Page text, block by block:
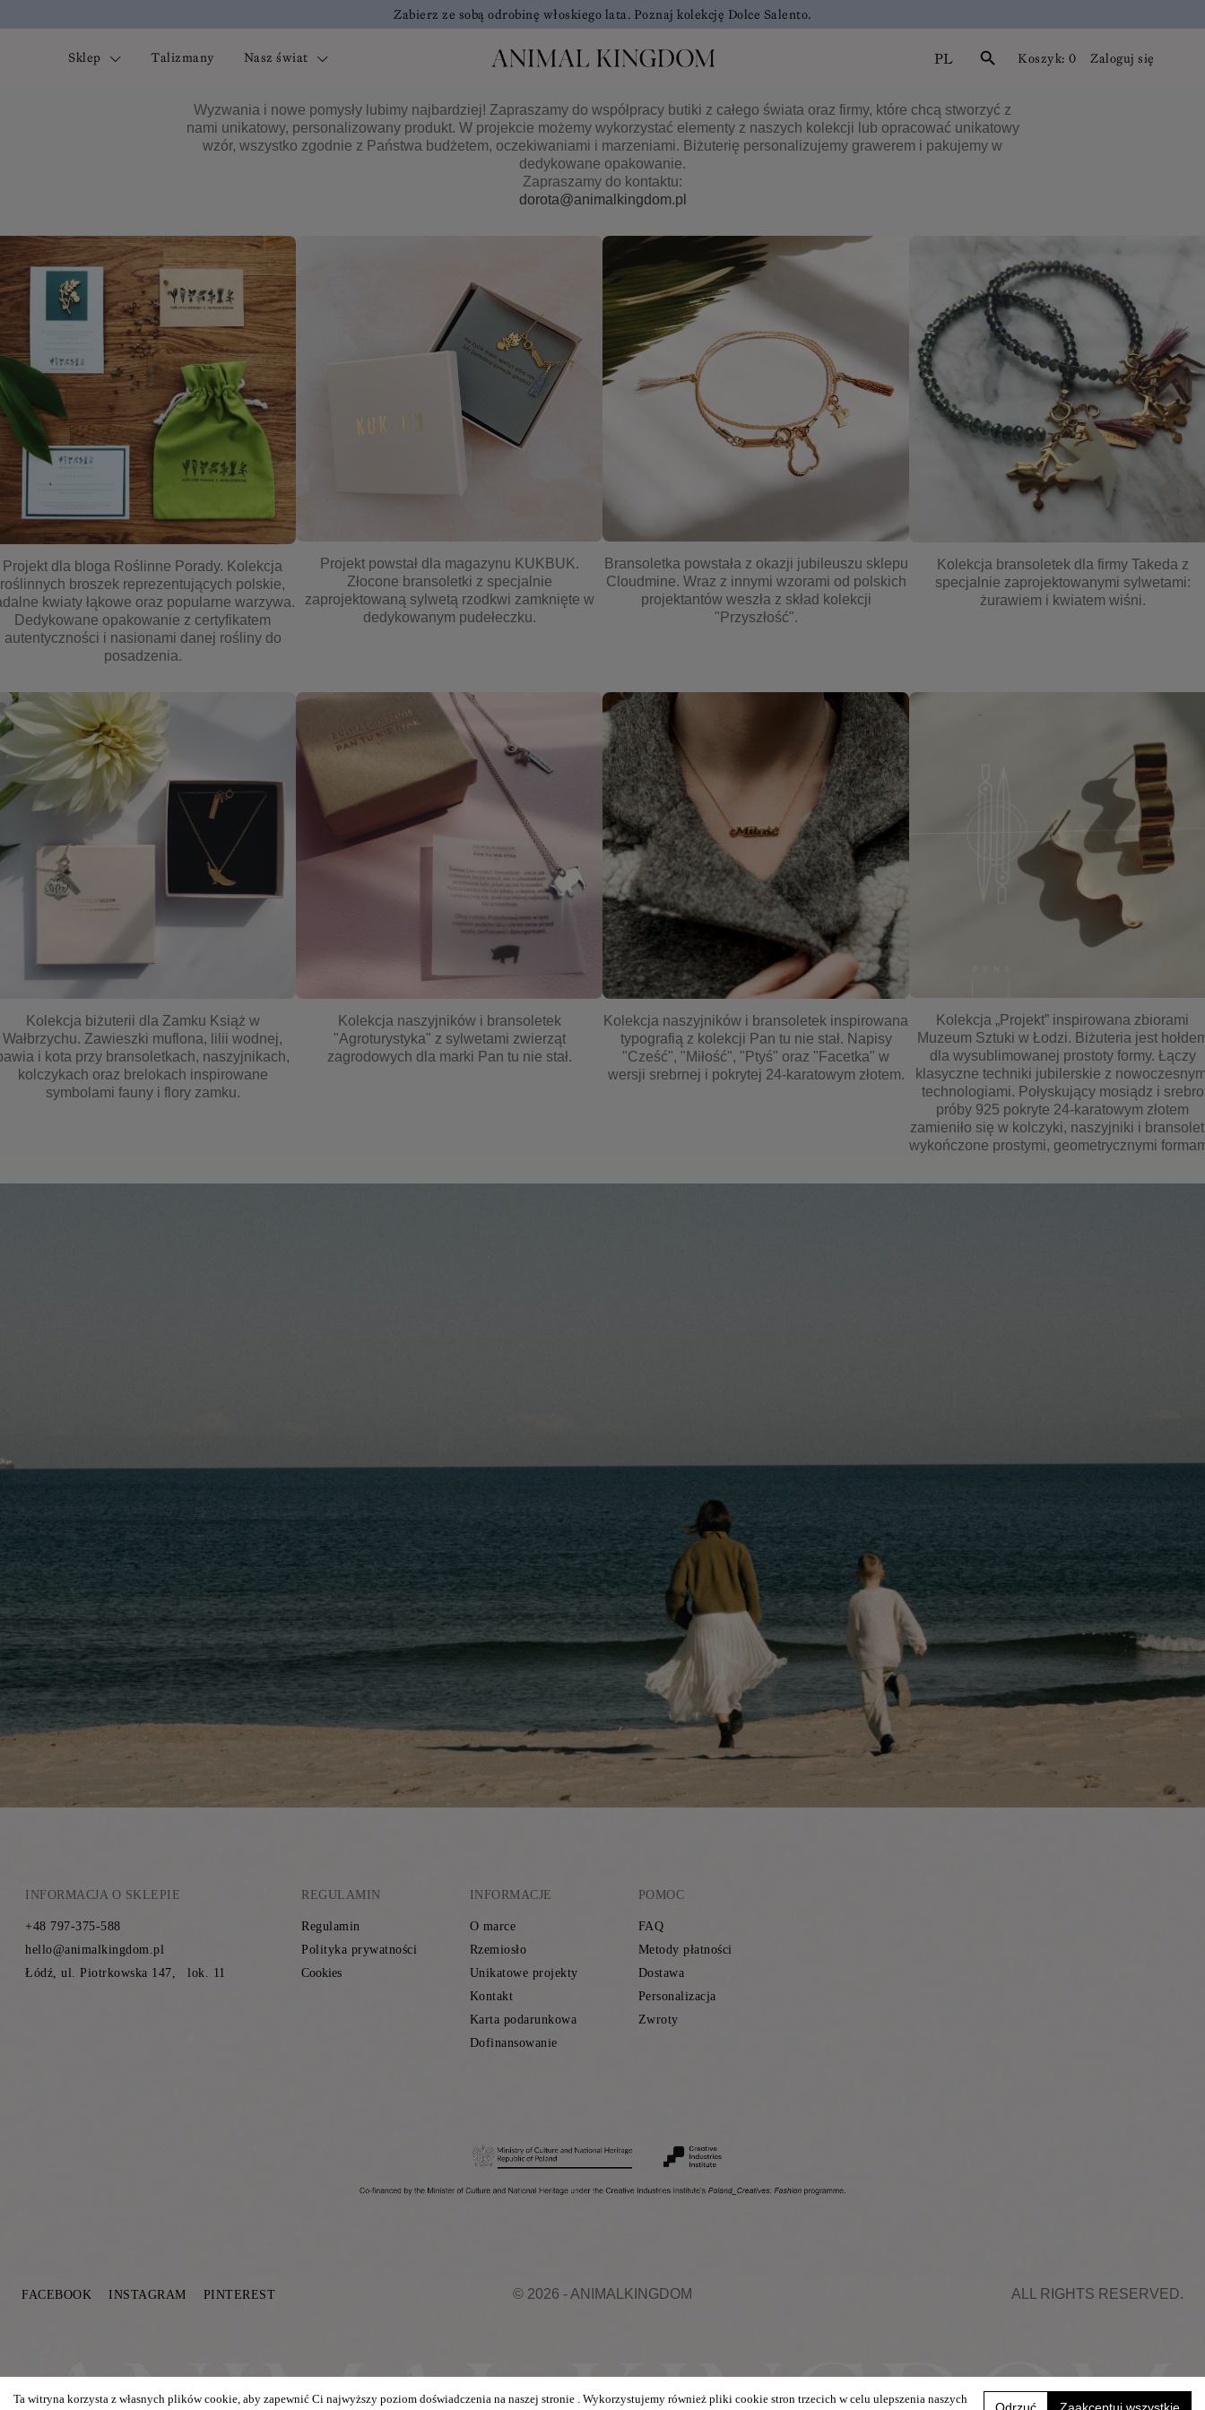
Zabierz ze sobą odrobinę włoskiego lata. Poznaj kolekcję Dolce Salento.
Sklep Talizmany Nasz świat PL search Koszyk: 0 Zaloguj się
Wyzwania i nowe pomysły lubimy najbardziej! Zapraszamy do współpracy butiki z całego świata oraz firmy, które chcą stworzyć z
nami unikatowy, personalizowany produkt. W projekcie możemy wykorzystać elementy z naszych kolekcji lub opracować unikatowy
wzór, wszystko zgodnie z Państwa budżetem, oczekiwaniami i marzeniami. Biżuterię personalizujemy grawerem i pakujemy w
dedykowane opakowanie.
Zapraszamy do kontaktu:
dorota@animalkingdom.pl
Projekt dla bloga Roślinne Porady. Kolekcja
roślinnych broszek reprezentujących polskie,
kwiaty łąkowe oraz popularne warzywa.
Dedykowane opakowanie z certyfikatem
autentyczności i nasionami danej rośliny do
posadzenia.
Projekt powstał dla magazynu KUKBUK.
Złocone bransoletki z specjalnie
zaprojektowaną sylwetą rzodkwi zamknięte w
dedykowanym pudełeczku.
Bransoletka powstała z okazji jubileuszu sklepu
Cloudmine. Wraz z innymi wzorami od polskich
projektantów weszła z skład kolekcji
"Przyszłość".
Kolekcja bransoletek dla firmy Takeda z
specjalnie zaprojektowanymi sylwetami:
żurawiem i kwiatem wiśni.
Kolekcja biżuterii dla Zamku Książ w
Wałbrzychu. Zawieszki muflona, lilii wodnej,
i kota przy bransoletkach, naszyjnikach,
kolczykach oraz brelokach inspirowane
symbolami fauny i flory zamku.
Kolekcja naszyjników i bransoletek
"Agroturystyka" z sylwetami zwierząt
zagrodowych dla marki Pan tu nie stał.
Kolekcja naszyjników i bransoletek inspirowana
typografią z kolekcji Pan tu nie stał. Napisy
"Cześć", "Miłość", "Ptyś" oraz "Facetka" w
wersji srebrnej i pokrytej 24-karatowym złotem.
Kolekcja „Projekt” inspirowana zbiorami
Muzeum Sztuki w Łodzi. Biżuteria jest
dla wysublimowanej prostoty formy. Łączy
klasyczne techniki jubilerskie z
technologiami. Połyskujący mosiądz i srebro
próby 925 pokryte 24-karatowym złotem
zamieniło się w kolczyki, naszyjniki i
wykończone prostymi, geometrycznymi
INFORMACJA O SKLEPIE
+48 797-375-588
hello@animalkingdom.pl
Łódź, ul. Piotrkowska 147, lok. 11
REGULAMIN
Regulamin
Polityka prywatności
Cookies
INFORMACJE
O marce
Rzemiosło
Unikatowe projekty
Kontakt
Karta podarunkowa
Dofinansowanie
POMOC
FAQ
Metody płatności
Dostawa
Personalizacja
Zwroty
FACEBOOK INSTAGRAM PINTEREST © 2026 - ANIMALKINGDOM ALL RIGHTS RESERVED.
Ta witryna korzysta z własnych plików cookie, aby zapewnić Ci najwyższy poziom doświadczenia na naszej stronie . Wykorzystujemy również pliki cookie stron trzecich w celu ulepszenia naszych
Odrzuć Zaakceptuj wszystkie